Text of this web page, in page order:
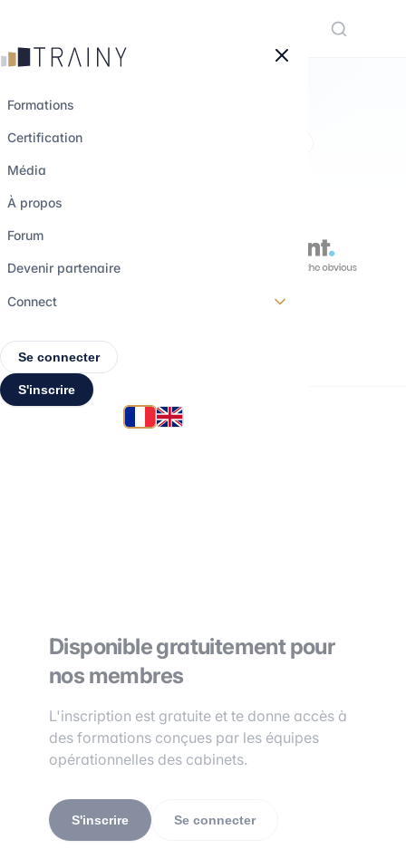
Formations
Certification
Média
À propos
Forum
Devenir partenaire
Connect
Se connecter
S'inscrire
CONSEIL IA — NIVEAU DÉBUTANT
Disponible gratuitement pour
nos membres
L'inscription est gratuite et te donne accès à
des formations conçues par les équipes
opérationnelles des cabinets.
S'inscrire Se connecter